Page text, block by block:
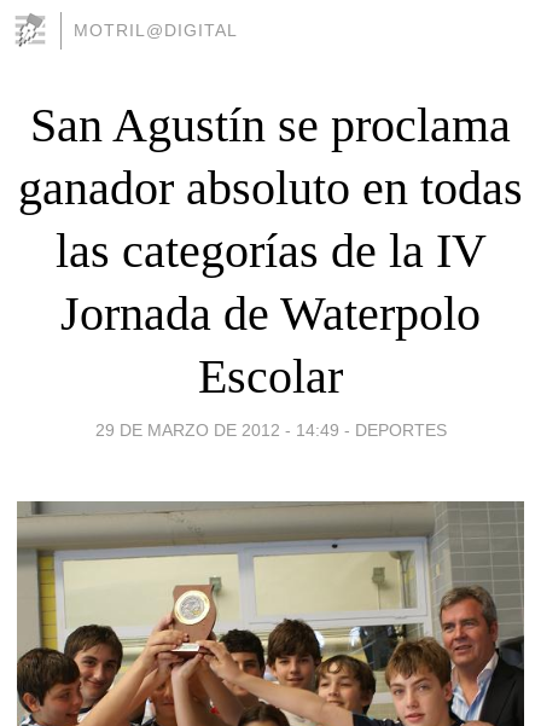
MOTRIL@DIGITAL
San Agustín se proclama
ganador absoluto en todas
las categorías de la IV
Jornada de Waterpolo
Escolar
29 DE MARZO DE 2012 - 14:49 - DEPORTES